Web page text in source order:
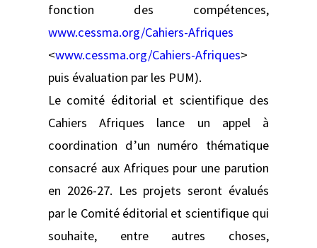
fonction des compétences,
www.cessma.org/Cahiers-Afriques
<www.cessma.org/Cahiers-Afriques>
puis évaluation par les PUM).
Le comité éditorial et scientifique des
Cahiers Afriques lance un appel à
coordination d’un numéro thématique
consacré aux Afriques pour une parution
en 2026-27. Les projets seront évalués
par le Comité éditorial et scientifique qui
souhaite, entre autres choses,